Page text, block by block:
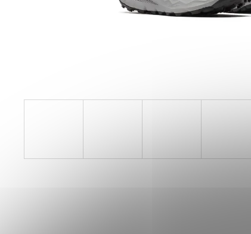
PILLAR PERFORMANCE COLLAGEN REPAIR
TENDON & LIGAMENT